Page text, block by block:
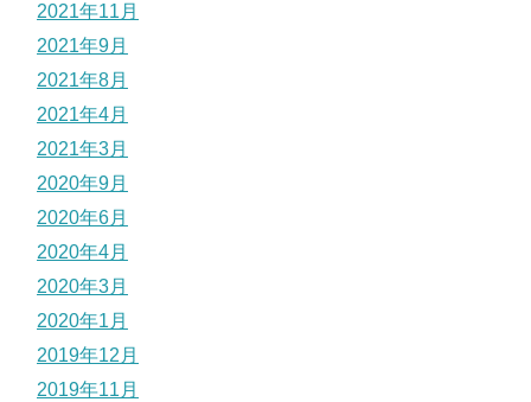
2021年11月
2021年9月
2021年8月
2021年4月
2021年3月
2020年9月
2020年6月
2020年4月
2020年3月
2020年1月
2019年12月
2019年11月